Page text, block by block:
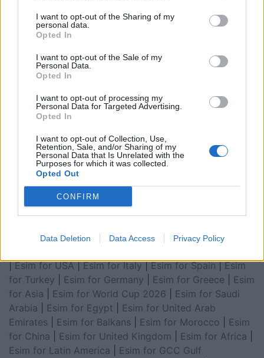
I want to opt-out of the Sharing of my
personal data.
Opted In
I want to opt-out of the Sale of my
Personal Data.
Opted In
I want to opt-out of processing my
Personal Data for Targeted Advertising.
Opted In
I want to opt-out of Collection, Use,
Retention, Sale, and/or Sharing of my
Personal Data that Is Unrelated with the
Purposes for which it was collected.
Opted Out
CONFIRM
Data Deletion Data Access Privacy Policy
|Esim for USA|Esim for Italy|Esim for Spain|Esim
for Turkey
Esim for Germany Esim for Greece
Esim
for Asia
Esim for World Cup 2026
Esim for Saudi
Arabia
Esim for Egypt
Esim for United Arab
Emirates
Esim for Balkans Esim for Morocco
Esim
for China
Esim for United Kingdom Esim for Africa
Esim for Latin America
Esim for GCC Gulf